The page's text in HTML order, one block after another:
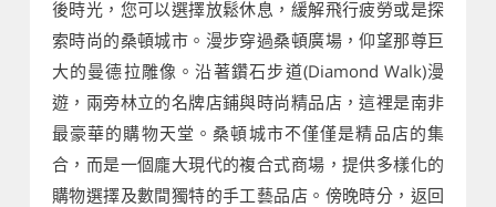
後時光，您可以選擇放鬆休息，緩解飛行疲勞或是探
索時尚的桑頓城市。漫步穿過桑頓廣場，仰望那尊巨
大的曼德拉雕像。沿著鑽石步道(Diamond Walk)漫
遊，兩旁林立的名牌店鋪與時尚精品店，這裡是南非
最豪華的購物天堂。桑頓城市不僅僅是精品店的集
合，而是一個龐大現代的複合式商場，提供多樣化的
購物選擇及數間獨特的手工藝品店。傍晚時分，返回